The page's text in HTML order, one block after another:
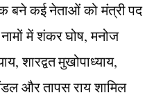
बने कई नेताओं को मंत्री पद
में शंकर घोष, मनोज
शारद्वत मुखोपाध्याय,
और तापस राय शामिल